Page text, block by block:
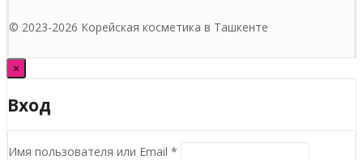
© 2023-2026 Корейская косметика в Ташкенте
×
Вход
Имя пользователя или Email *